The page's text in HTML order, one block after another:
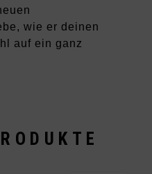
wie er deinen
auf ein ganz